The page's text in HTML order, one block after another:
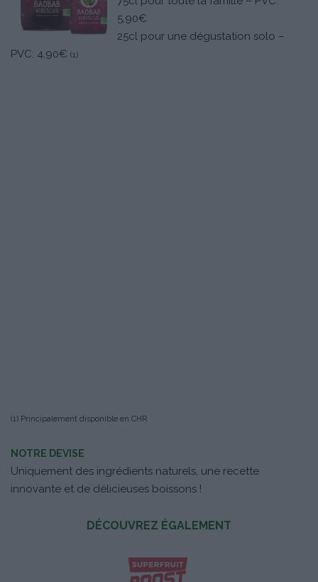
5,90€
25cl pour une dégustation solo –
PVC: 4,90€ (1)
(1) Principalement disponible en CHR
NOTRE DEVISE
Uniquement des ingrédients naturels, une recette
innovante et de délicieuses boissons !
DÉCOUVREZ ÉGALEMENT